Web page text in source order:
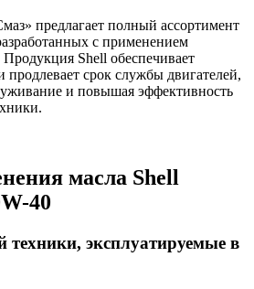
предлагает полный ассортимент
с применением
Shell обеспечивает
срок службы двигателей,
и повышая эффективность
масла Shell
40
техники, эксплуатируемые в